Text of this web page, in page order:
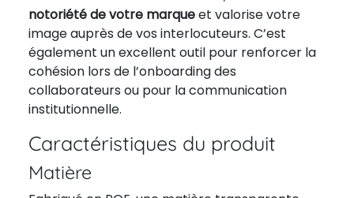
notoriété de votre marqueet valorise votre
image auprès de vos interlocuteurs. C’est
également un excellent outil pour renforcer la
cohésion lors de l’onboarding des
collaborateurs ou pour la communication
institutionnelle.
Caractéristiques du produit
Matière